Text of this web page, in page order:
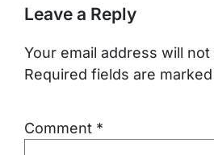
Leave a Reply
Your email address will
Required fields are marked
Comment *